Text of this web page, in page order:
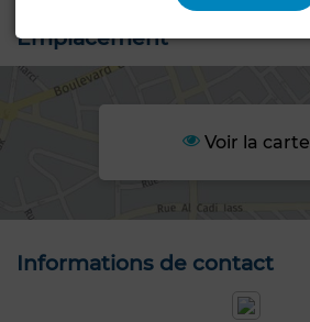
Emplacement
Voir la carte
Informations de contact